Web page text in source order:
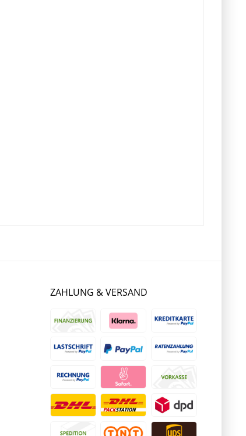
ZAHLUNG & VERSAND